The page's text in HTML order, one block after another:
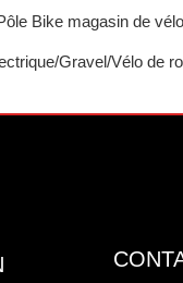
Bike magasin de
Gravel/Vélo de